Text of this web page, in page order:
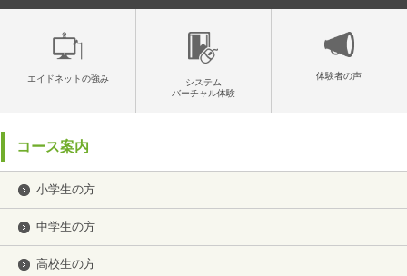
エイドネットの強み
システム
バーチャル体験
体験者の声
コース案内
小学生の方
中学生の方
高校生の方